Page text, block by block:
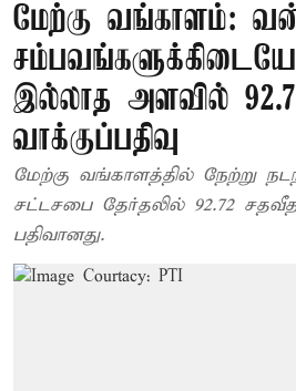
மேற்கு வங்காளம்:
இல்லாத அளவில்
வாக்குப்பதிவு
மேற்கு வங்காளத்தில் நேற்று
சட்டசபை தேர்தலில் 92.72
பதிவானது.